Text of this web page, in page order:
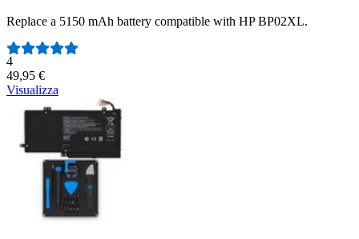
Replace a 5150 mAh battery compatible with HP BP02XL.
Numero di recensioni:
4
49,95 €
Visualizza